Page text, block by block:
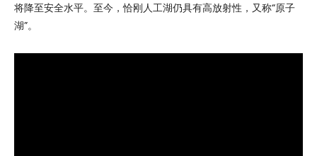
将降至安全水平。至今，恰刚人工湖仍具有高放射性，又称“原子
湖”。